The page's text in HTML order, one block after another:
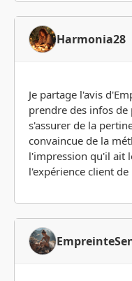
Harmonia28
Je partage l'avis
prendre des infos
s'assurer de la
convaincue de la
l'impression qu'il ait
l'expérience client